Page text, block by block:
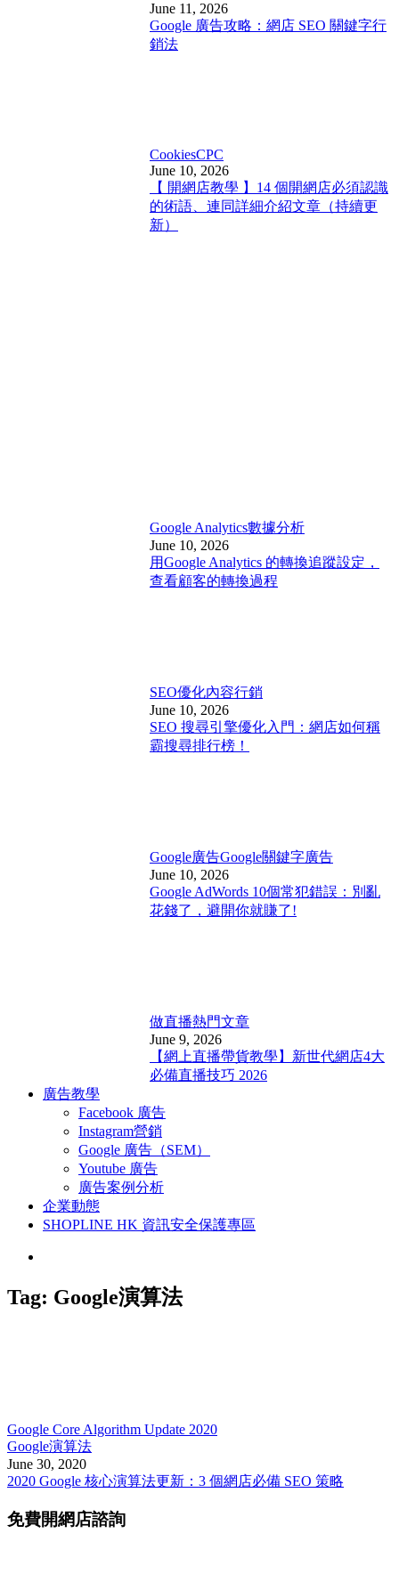
June 11, 2026
Google 廣告攻略：網店 SEO 關鍵字行
銷法
CookiesCPC
June 10, 2026
【 開網店教學 】14 個開網店必須認識
的術語、連同詳細介紹文章（持續更
新）
Google Analytics數據分析
June 10, 2026
用Google Analytics 的轉換追蹤設定，
查看顧客的轉換過程
SEO優化內容行銷
June 10, 2026
SEO 搜尋引擎優化入門：網店如何稱
霸搜尋排行榜！
Google廣告Google關鍵字廣告
June 10, 2026
Google AdWords 10個常犯錯誤：別亂
花錢了，避開你就賺了!
做直播熱門文章
June 9, 2026
【網上直播帶貨教學】新世代網店4大
必備直播技巧 2026
廣告教學
Facebook 廣告
Instagram營銷
Google 廣告（SEM）
Youtube 廣告
廣告案例分析
企業動態
SHOPLINE HK 資訊安全保護專區
Tag: Google演算法
Google Core Algorithm Update 2020
Google演算法
June 30, 2020
2020 Google 核心演算法更新：3 個網店必備 SEO 策略
免費開網店諮詢